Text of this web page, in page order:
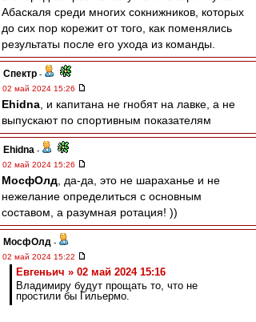
Абаскаля среди многих сокнижников, которых
до сих пор корежит от того, как поменялись
результаты после его ухода из команды.
Спектр -
02 май 2024 15:26
Ehidna , и капитана не гнобят на лавке, а не
выпускают по спортивным показателям
Ehidna -
02 май 2024 15:26
МосфОлд , да-да, это не шараханье и не
нежелание определиться с основным
составом, а разумная ротация! ))
МосфОлд -
02 май 2024 15:22
Евгеньич » 02 май 2024 15:16
Владимиру будут прощать то, что не
простили бы Гильермо.